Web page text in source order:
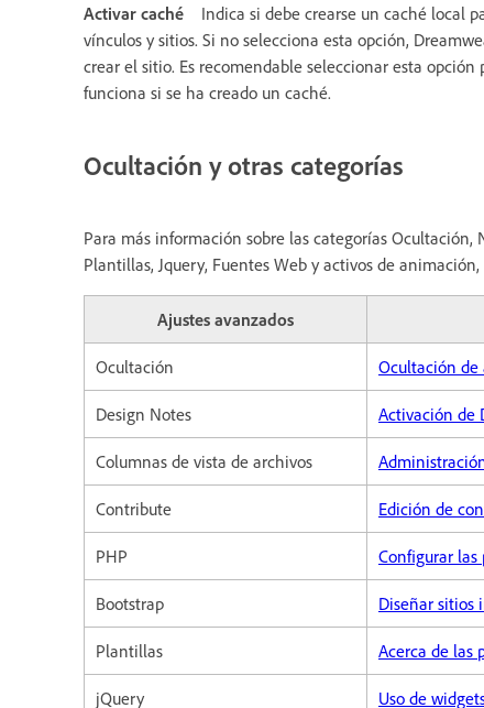
Activar caché
Indica si debe crearse un caché local
vínculos y sitios. Si no selecciona esta opción,
crear el sitio. Es recomendable seleccionar esta
funciona si se ha creado un caché.
Ocultación y otras categorías
Para más información sobre las categorías Ocultación,
Plantillas, Jquery, Fuentes Web y activos de
Ajustes avanzados
Ocultación Ocultación de
Design Notes Activación de
Columnas de vista de archivos
Contribute Edición de
PHP Configurar las
Bootstrap Diseñar sitios
Plantillas Acerca de las
jQuery Uso de